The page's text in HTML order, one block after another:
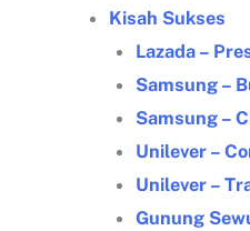
Kisah Sukses
Lazada –
Samsung –
Samsung –
Unilever –
Unilever –
Gunung